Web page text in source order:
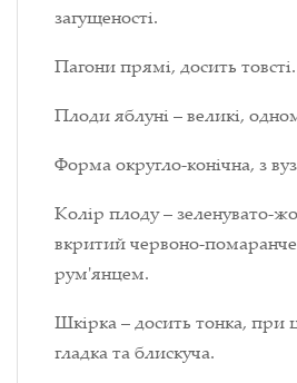
загущеності.
Пагони прямі, досить товсті.
Плоди яблуні – великі,
Форма округло-конічна, з
Колір плоду – зеленувато-
вкритий червоно-
рум'янцем.
Шкірка – досить тонка, при
гладка та блискуча.